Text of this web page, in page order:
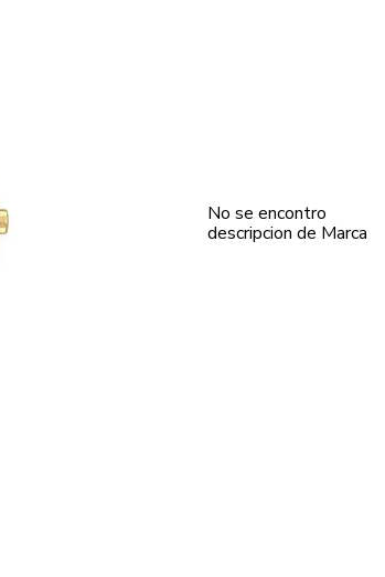
No se encontro
descripcion de Marca